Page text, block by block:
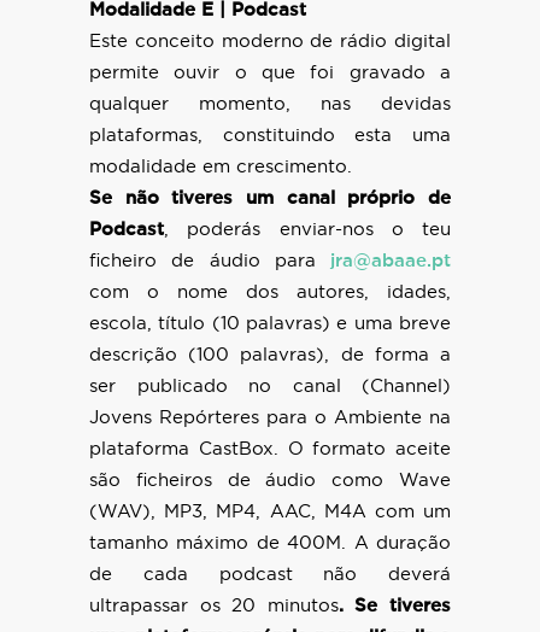
Modalidade E | Podcast
Este conceito moderno de rádio digital
permite ouvir o que foi gravado a
qualquer momento, nas devidas
plataformas, constituindo esta uma
modalidade em crescimento.
Se não tiveres um canal próprio de
Podcast, poderás enviar-nos o teu
ficheiro de áudio para jra@abaae.pt
com o nome dos autores, idades,
escola, título (10 palavras) e uma breve
descrição (100 palavras), de forma a
ser publicado no canal (Channel)
Jovens Repórteres para o Ambiente na
plataforma CastBox. O formato aceite
são ficheiros de áudio como Wave
(WAV), MP3, MP4, AAC, M4A com um
tamanho máximo de 400M. A duração
de cada podcast não deverá
ultrapassar os 20 minutos. Se tiveres